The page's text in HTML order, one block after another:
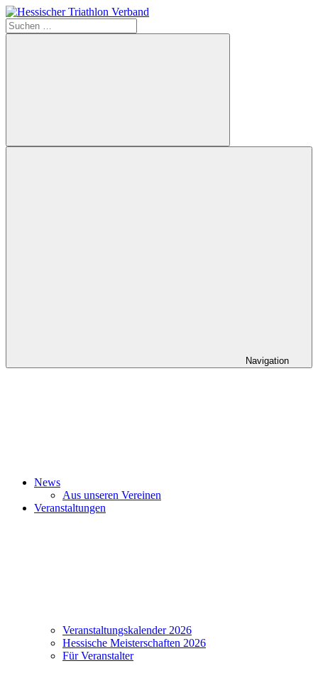
Zum
Inhalt
springen
Hessischer
Suchen
nach:
Suchen
Navigation
News
Aus unseren Vereinen
Veranstaltungen
Veranstaltungskalender 2026
Hessische Meisterschaften 2026
Für Veranstalter